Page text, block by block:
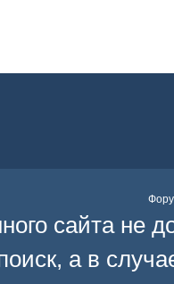
сайта не
, а в